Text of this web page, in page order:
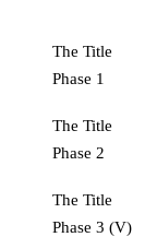
The Title
Phase 1
The Title
Phase 2
The Title
Phase 3 (V)